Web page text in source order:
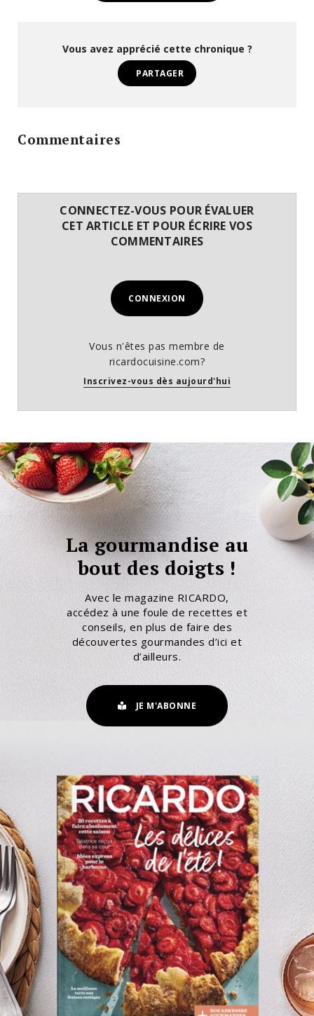
Vous avez apprécié cette chronique ?
PARTAGER
Commentaires
CONNECTEZ-VOUS POUR ÉVALUER
CET ARTICLE ET POUR ÉCRIRE VOS
COMMENTAIRES
CONNEXION
Vous n'êtes pas membre de
ricardocuisine.com?
Inscrivez-vous dès aujourd'hui
La gourmandise au
bout des doigts !
Avec le magazine RICARDO,
accédez à une foule de recettes et
conseils, en plus de faire des
découvertes gourmandes d’ici et
d’ailleurs.
JE M'ABONNE